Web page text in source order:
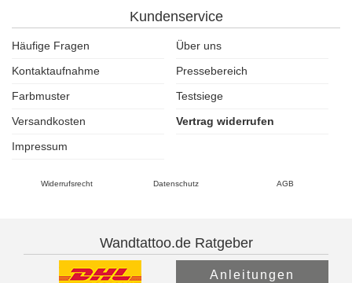
Kundenservice
Häufige Fragen
Über uns
Kontaktaufnahme
Pressebereich
Farbmuster
Testsiege
Versandkosten
Vertrag widerrufen
Impressum
Widerrufsrecht Datenschutz AGB
Wandtattoo.de Ratgeber
Anleitungen